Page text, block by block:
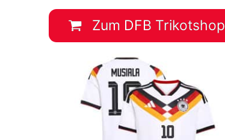
Zum DFB Trikotshop